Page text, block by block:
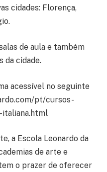
cidades: Florença,
de aula e também
da cidade.
acessível no seguinte
pt/cursos-
a Escola Leonardo da
de arte e
o prazer de oferecer